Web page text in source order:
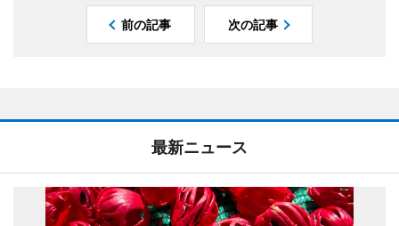
前の記事 次の記事
最新ニュース